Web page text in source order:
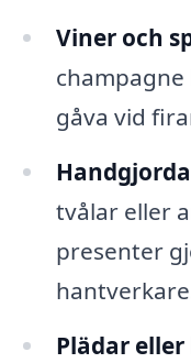
Viner och
gåva vid
tvålar eller
presenter
Plädar